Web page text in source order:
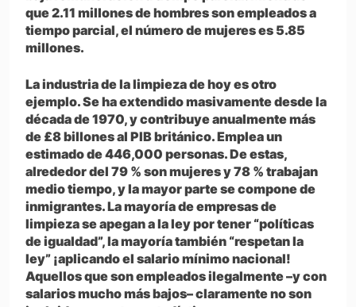
que 2.11 millones de hombres son empleados a
tiempo parcial, el número de mujeres es 5.85
millones.
La industria de la limpieza de hoy es otro
ejemplo. Se ha extendido masivamente desde la
década de 1970, y contribuye anualmente más
de £8 billones al PIB británico. Emplea un
estimado de 446,000 personas. De estas,
alrededor del 79 % son mujeres y 78 % trabajan
medio tiempo, y la mayor parte se compone de
inmigrantes. La mayoría de empresas de
limpieza se apegan a la ley por tener “políticas
de igualdad”, la mayoría también “respetan la
ley” ¡aplicando el salario mínimo nacional!
Aquellos que son empleados ilegalmente –y con
salarios mucho más bajos– claramente no son